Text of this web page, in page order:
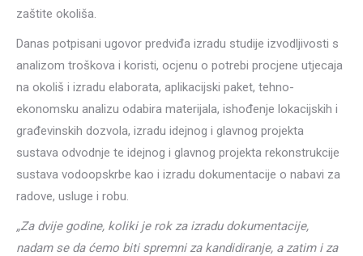
zaštite okoliša.
Danas potpisani ugovor predviđa izradu studije izvodljivosti s
analizom troškova i koristi, ocjenu o potrebi procjene utjecaja
na okoliš i izradu elaborata, aplikacijski paket, tehno-
ekonomsku analizu odabira materijala, ishođenje lokacijskih i
građevinskih dozvola, izradu idejnog i glavnog projekta
sustava odvodnje te idejnog i glavnog projekta rekonstrukcije
sustava vodoopskrbe kao i izradu dokumentacije o nabavi za
radove, usluge i robu.
„Za dvije godine, koliki je rok za izradu dokumentacije,
nadam se da ćemo biti spremni za kandidiranje, a zatim i za